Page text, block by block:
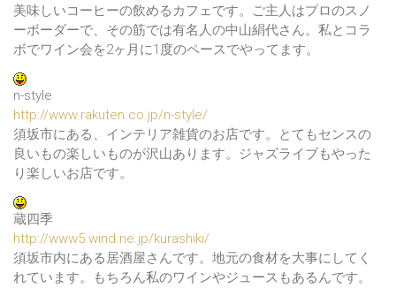
美味しいコーヒーの飲めるカフェです。ご主人はプロのスノ
ーボーダーで、その筋では有名人の中山絹代さん。私とコラ
ボでワイン会を2ヶ月に1度のペースでやってます。
n-style
http://www.rakuten.co.jp/n-style/
須坂市にある、インテリア雑貨のお店です。とてもセンスの
良いもの楽しいものが沢山あります。ジャズライブもやった
り楽しいお店です。
蔵四季
http://www5.wind.ne.jp/kurashiki/
須坂市内にある居酒屋さんです。地元の食材を大事にしてく
れています。もちろん私のワインやジュースもあるんです。